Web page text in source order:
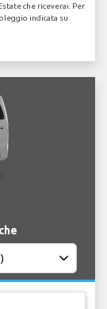
che riceverai. Per
indicata su